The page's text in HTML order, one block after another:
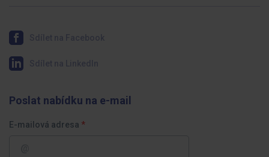
Poslat nabídku na e-mail
E-mailová adresa